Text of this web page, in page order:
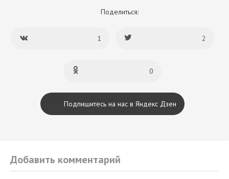
Поделиться:
1 2
0
Подпишитесь на нас в Яндекс Дзен
Добавить комментарий